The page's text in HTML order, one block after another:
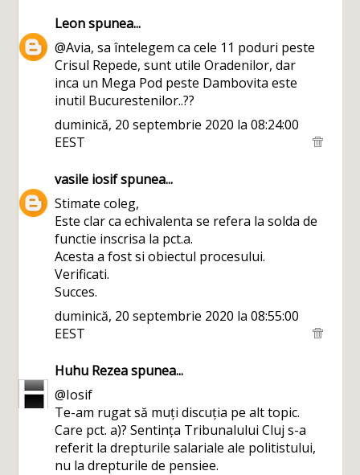
Leonspunea...
@Avia, sa întelegem ca cele 11 poduri peste
Crisul Repede, sunt utile Oradenilor, dar
inca un Mega Pod peste Dambovita este
inutil Bucurestenilor..??
duminică, 20 septembrie 2020 la 08:24:00
EEST
vasile iosifspunea...
Stimate coleg,
Este clar ca echivalenta se refera la solda de
functie inscrisa la pct.a.
Acesta a fost si obiectul procesului.
Verificati.
Succes.
duminică, 20 septembrie 2020 la 08:55:00
EEST
Huhu Rezeaspunea...
@Iosif
Te-am rugat să muți discuția pe alt topic.
Care pct. a)? Sentința Tribunalului Cluj s-a
referit la drepturile salariale ale politistului,
nu la drepturile de pensiee.